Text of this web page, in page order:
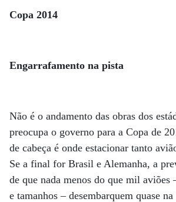
Copa 2014
Engarrafamento na pista
Não é o andamento das obras dos
preocupa o governo para a Copa de
de cabeça é onde estacionar tanto
Se a final for Brasil e Alemanha, a
de que nada menos do que mil aviões
e tamanhos – desembarquem quase